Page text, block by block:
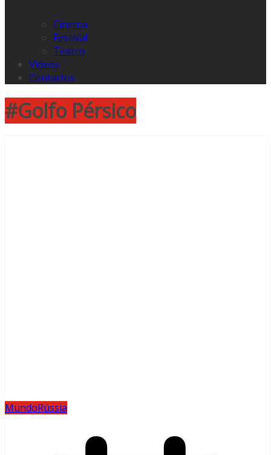
Cinema
Festival
Teatro
Videos
Contactos
#Golfo Pérsico
MundoRússia